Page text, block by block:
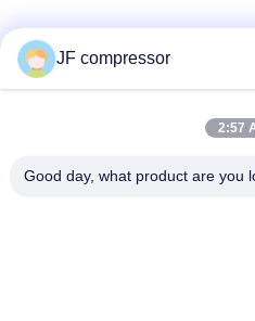
Đường No. 99 Shengzhou,
JF compressor
2:57
Good day, what product are you